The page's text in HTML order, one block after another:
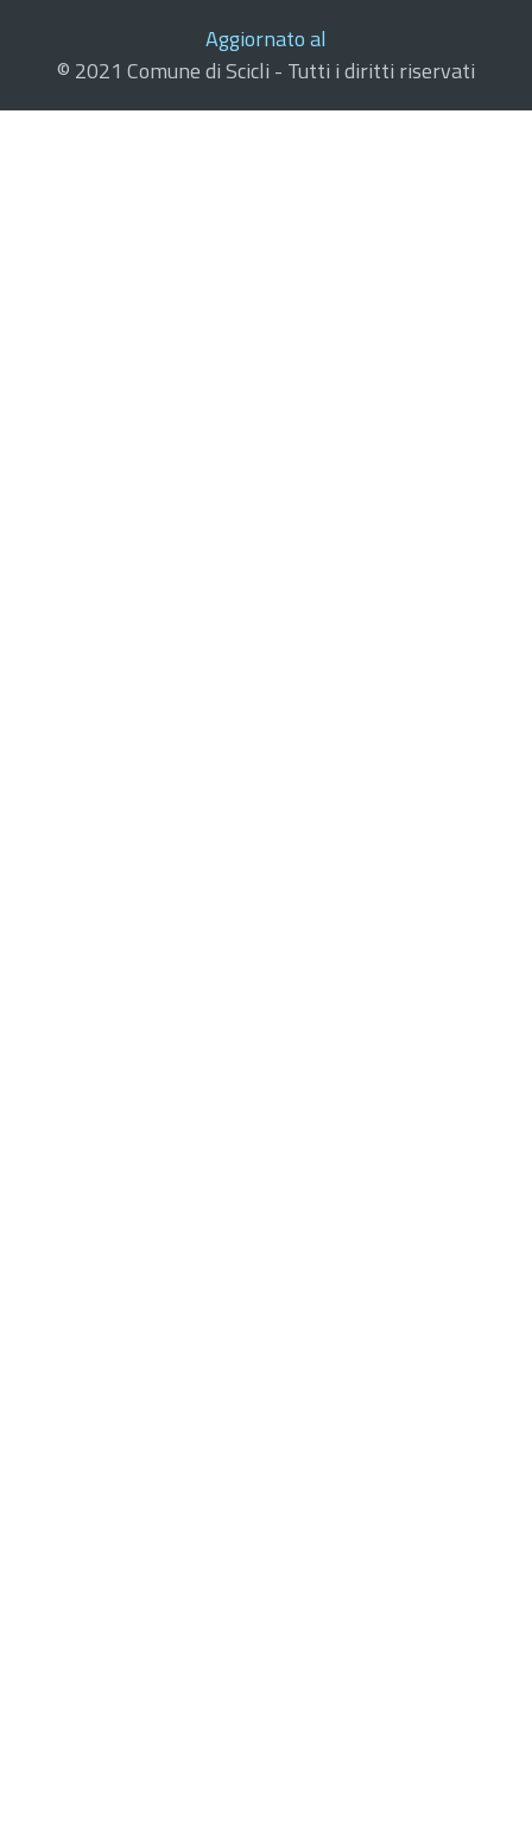
Aggiornato al
© 2021 Comune di Scicli - Tutti i diritti riservati